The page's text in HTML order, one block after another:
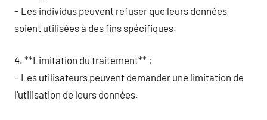
– Les individus peuvent refuser que leurs données
soient utilisées à des fins spécifiques.
4. **Limitation du traitement** :
– Les utilisateurs peuvent demander une limitation de
l’utilisation de leurs données.